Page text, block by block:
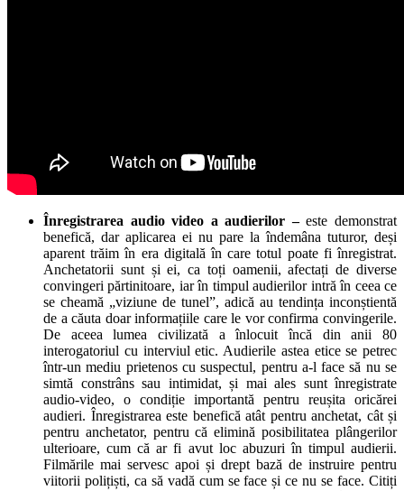
Înregistrarea audio video a audierilor –este demonstrat
benefică, dar aplicarea ei nu pare la îndemâna tuturor, deși
aparent trăim în era digitală în care totul poate fi înregistrat.
Anchetatorii sunt și ei, ca toți oamenii, afectați de diverse
convingeri părtinitoare, iar în timpul audierilor intră în ceea ce
se cheamă „viziune de tunel”, adică au tendința inconștientă
de a căuta doar informațiile care le vor confirma convingerile.
De aceea lumea civilizată a înlocuit încă din anii 80
interogatoriul cu interviul etic. Audierile astea etice se petrec
într-un mediu prietenos cu suspectul, pentru a-l face să nu se
simtă constrâns sau intimidat, și mai ales sunt înregistrate
audio-video, o condiție importantă pentru reușita oricărei
audieri. Înregistrarea este benefică atât pentru anchetat, cât și
pentru anchetator, pentru că elimină posibilitatea plângerilor
ulterioare, cum că ar fi avut loc abuzuri în timpul audierii.
Filmările mai servesc apoi și drept bază de instruire pentru
viitorii polițiști, ca să vadă cum se face și ce nu se face. Citiți